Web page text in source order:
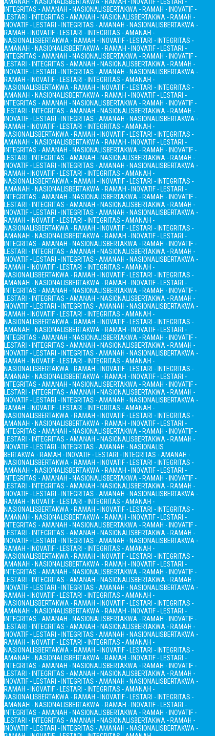
INTEGRITAS - AMANAH - NASIONALISBERTAKWA - RAMAH - INOVATIF -
LESTARI - INTEGRITAS - AMANAH - NASIONALISBERTAKWA - RAMAH -
INOVATIF - LESTARI - INTEGRITAS - AMANAH - NASIONALISBERTAKWA -
RAMAH - INOVATIF - LESTARI - INTEGRITAS - AMANAH -
NASIONALISBERTAKWA - RAMAH - INOVATIF - LESTARI - INTEGRITAS -
AMANAH - NASIONALISBERTAKWA - RAMAH - INOVATIF - LESTARI -
INTEGRITAS - AMANAH - NASIONALISBERTAKWA - RAMAH - INOVATIF -
LESTARI - INTEGRITAS - AMANAH - NASIONALISBERTAKWA - RAMAH -
INOVATIF - LESTARI - INTEGRITAS - AMANAH - NASIONALISBERTAKWA -
RAMAH - INOVATIF - LESTARI - INTEGRITAS - AMANAH -
NASIONALISBERTAKWA - RAMAH - INOVATIF - LESTARI - INTEGRITAS -
AMANAH - NASIONALISBERTAKWA - RAMAH - INOVATIF - LESTARI -
INTEGRITAS - AMANAH - NASIONALISBERTAKWA - RAMAH - INOVATIF -
LESTARI - INTEGRITAS - AMANAH - NASIONALISBERTAKWA - RAMAH -
INOVATIF - LESTARI - INTEGRITAS - AMANAH - NASIONALISBERTAKWA -
RAMAH - INOVATIF - LESTARI - INTEGRITAS - AMANAH -
NASIONALISBERTAKWA - RAMAH - INOVATIF - LESTARI - INTEGRITAS -
AMANAH - NASIONALISBERTAKWA - RAMAH - INOVATIF - LESTARI -
INTEGRITAS - AMANAH - NASIONALISBERTAKWA - RAMAH - INOVATIF -
LESTARI - INTEGRITAS - AMANAH - NASIONALISBERTAKWA - RAMAH -
INOVATIF - LESTARI - INTEGRITAS - AMANAH - NASIONALISBERTAKWA -
RAMAH - INOVATIF - LESTARI - INTEGRITAS - AMANAH -
NASIONALISBERTAKWA - RAMAH - INOVATIF - LESTARI - INTEGRITAS -
AMANAH - NASIONALISBERTAKWA - RAMAH - INOVATIF - LESTARI -
INTEGRITAS - AMANAH - NASIONALISBERTAKWA - RAMAH - INOVATIF -
LESTARI - INTEGRITAS - AMANAH - NASIONALISBERTAKWA - RAMAH -
INOVATIF - LESTARI - INTEGRITAS - AMANAH - NASIONALISBERTAKWA -
RAMAH - INOVATIF - LESTARI - INTEGRITAS - AMANAH -
NASIONALISBERTAKWA - RAMAH - INOVATIF - LESTARI - INTEGRITAS -
AMANAH - NASIONALISBERTAKWA - RAMAH - INOVATIF - LESTARI -
INTEGRITAS - AMANAH - NASIONALISBERTAKWA - RAMAH - INOVATIF -
LESTARI - INTEGRITAS - AMANAH - NASIONALISBERTAKWA - RAMAH -
INOVATIF - LESTARI - INTEGRITAS - AMANAH - NASIONALISBERTAKWA -
RAMAH - INOVATIF - LESTARI - INTEGRITAS - AMANAH -
NASIONALISBERTAKWA - RAMAH - INOVATIF - LESTARI - INTEGRITAS -
AMANAH - NASIONALISBERTAKWA - RAMAH - INOVATIF - LESTARI -
INTEGRITAS - AMANAH - NASIONALISBERTAKWA - RAMAH - INOVATIF -
LESTARI - INTEGRITAS - AMANAH - NASIONALISBERTAKWA - RAMAH -
INOVATIF - LESTARI - INTEGRITAS - AMANAH - NASIONALISBERTAKWA -
RAMAH - INOVATIF - LESTARI - INTEGRITAS - AMANAH -
NASIONALISBERTAKWA - RAMAH - INOVATIF - LESTARI - INTEGRITAS -
AMANAH - NASIONALISBERTAKWA - RAMAH - INOVATIF - LESTARI -
INTEGRITAS - AMANAH - NASIONALISBERTAKWA - RAMAH - INOVATIF -
LESTARI - INTEGRITAS - AMANAH - NASIONALISBERTAKWA - RAMAH -
INOVATIF - LESTARI - INTEGRITAS - AMANAH - NASIONALISBERTAKWA -
RAMAH - INOVATIF - LESTARI - INTEGRITAS - AMANAH -
NASIONALISBERTAKWA - RAMAH - INOVATIF - LESTARI - INTEGRITAS -
AMANAH - NASIONALISBERTAKWA - RAMAH - INOVATIF - LESTARI -
INTEGRITAS - AMANAH - NASIONALISBERTAKWA - RAMAH - INOVATIF -
LESTARI - INTEGRITAS - AMANAH - NASIONALISBERTAKWA - RAMAH -
INOVATIF - LESTARI - INTEGRITAS - AMANAH - NASIONALISBERTAKWA -
RAMAH - INOVATIF - LESTARI - INTEGRITAS - AMANAH -
NASIONALISBERTAKWA - RAMAH - INOVATIF - LESTARI - INTEGRITAS -
AMANAH - NASIONALISBERTAKWA - RAMAH - INOVATIF - LESTARI -
INTEGRITAS - AMANAH - NASIONALISBERTAKWA - RAMAH - INOVATIF -
LESTARI - INTEGRITAS - AMANAH - NASIONALISBERTAKWA - RAMAH -
INOVATIF - LESTARI - INTEGRITAS - AMANAH - NASIONALIS
BERTAKWA - RAMAH - INOVATIF - LESTARI - INTEGRITAS - AMANAH -
NASIONALISBERTAKWA - RAMAH - INOVATIF - LESTARI - INTEGRITAS -
AMANAH - NASIONALISBERTAKWA - RAMAH - INOVATIF - LESTARI -
INTEGRITAS - AMANAH - NASIONALISBERTAKWA - RAMAH - INOVATIF -
LESTARI - INTEGRITAS - AMANAH - NASIONALISBERTAKWA - RAMAH -
INOVATIF - LESTARI - INTEGRITAS - AMANAH - NASIONALISBERTAKWA -
RAMAH - INOVATIF - LESTARI - INTEGRITAS - AMANAH -
NASIONALISBERTAKWA - RAMAH - INOVATIF - LESTARI - INTEGRITAS -
AMANAH - NASIONALISBERTAKWA - RAMAH - INOVATIF - LESTARI -
INTEGRITAS - AMANAH - NASIONALISBERTAKWA - RAMAH - INOVATIF -
LESTARI - INTEGRITAS - AMANAH - NASIONALISBERTAKWA - RAMAH -
INOVATIF - LESTARI - INTEGRITAS - AMANAH - NASIONALISBERTAKWA -
RAMAH - INOVATIF - LESTARI - INTEGRITAS - AMANAH -
NASIONALISBERTAKWA - RAMAH - INOVATIF - LESTARI - INTEGRITAS -
AMANAH - NASIONALISBERTAKWA - RAMAH - INOVATIF - LESTARI -
INTEGRITAS - AMANAH - NASIONALISBERTAKWA - RAMAH - INOVATIF -
LESTARI - INTEGRITAS - AMANAH - NASIONALISBERTAKWA - RAMAH -
INOVATIF - LESTARI - INTEGRITAS - AMANAH - NASIONALISBERTAKWA -
RAMAH - INOVATIF - LESTARI - INTEGRITAS - AMANAH -
NASIONALISBERTAKWA - RAMAH - INOVATIF - LESTARI - INTEGRITAS -
AMANAH - NASIONALISBERTAKWA - RAMAH - INOVATIF - LESTARI -
INTEGRITAS - AMANAH - NASIONALISBERTAKWA - RAMAH - INOVATIF -
LESTARI - INTEGRITAS - AMANAH - NASIONALISBERTAKWA - RAMAH -
INOVATIF - LESTARI - INTEGRITAS - AMANAH - NASIONALISBERTAKWA -
RAMAH - INOVATIF - LESTARI - INTEGRITAS - AMANAH -
NASIONALISBERTAKWA - RAMAH - INOVATIF - LESTARI - INTEGRITAS -
AMANAH - NASIONALISBERTAKWA - RAMAH - INOVATIF - LESTARI -
INTEGRITAS - AMANAH - NASIONALISBERTAKWA - RAMAH - INOVATIF -
LESTARI - INTEGRITAS - AMANAH - NASIONALISBERTAKWA - RAMAH -
INOVATIF - LESTARI - INTEGRITAS - AMANAH - NASIONALISBERTAKWA -
RAMAH - INOVATIF - LESTARI - INTEGRITAS - AMANAH -
NASIONALISBERTAKWA - RAMAH - INOVATIF - LESTARI - INTEGRITAS -
AMANAH - NASIONALISBERTAKWA - RAMAH - INOVATIF - LESTARI -
INTEGRITAS - AMANAH - NASIONALISBERTAKWA - RAMAH - INOVATIF -
LESTARI - INTEGRITAS - AMANAH - NASIONALISBERTAKWA - RAMAH -
INOVATIF - LESTARI - INTEGRITAS - AMANAH - NASIONALISBERTAKWA -